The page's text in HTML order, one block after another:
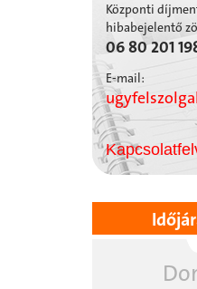
Központi
hibabejelentő
06 80 201
E-mail: